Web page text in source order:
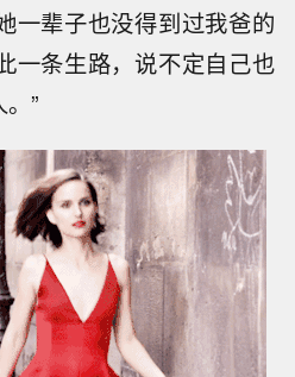
一辈子也没得到过我爸的
一条生路，说不定自己也
”